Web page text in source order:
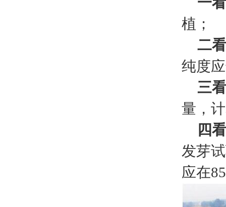
植；
二
纯度
三
量，
四
发芽
应在